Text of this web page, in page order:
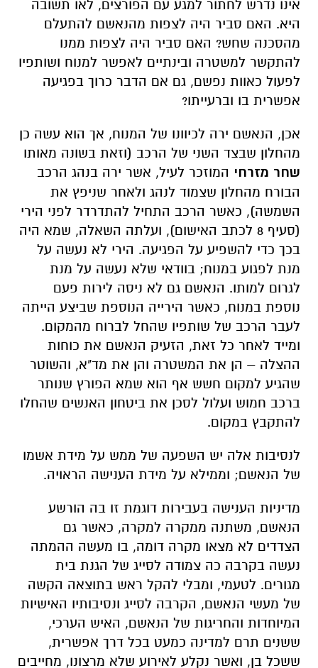
אינו נדרש לחתור למגע עם הפורצים, לאו תשובה
היא. האם סביר היה לצפות מהנאשם להתעלם
מהסכנה שחש? האם סביר היה לצפות ממנו
להתקשר למשטרה ובינתיים לאפשר למנוח ושותפיו
לפעול כאוות נפשם, גם אם הדבר כרוך בפגיעה
אפשרית בו וברעייתו?
אכן, הנאשם ירה לכיוונו של המנוח, אך הוא עשה כן
מהחלון שבצד השני של הרכב (וזאת בשונה מאותו
שחר מזרחי המוזכר לעיל, אשר ירה בנהג הרכב
הבורח מהחלון שצמוד לנהג ולאחר שניפץ את
השמשה), כאשר הרכב התחיל להתדרדר לפני הירי
(סעיף 8 לכתב האישום), ועלתה השאלה, שמא היה
בכך כדי להשפיע על הפגיעה. הירי לא נעשה על
מנת לפגוע במנוח; בוודאי שלא נעשה על מנת
לגרום למותו. הנאשם גם לא ניסה לירות פעם
נוספת במנוח, כאשר הירייה הנוספת שביצע הייתה
לעבר הרכב של שותפיו שהחל לברוח מהמקום.
ומייד לאחר כל זאת, הזעיק הנאשם את כוחות
ההצלה – הן את המשטרה והן את מד"א, והשוטר
שהגיע למקום חשש אף הוא שמא הפורץ שנותר
ברכב חמוש ועלול לסכן את ביטחון האנשים שהחלו
להתקבץ במקום.
לנסיבות אלה יש השפעה של ממש על מידת אשמו
של הנאשם; וממילא על מידת הענישה הראויה.
מדיניות הענישה בעבירות דוגמת זו בה הורשע
הנאשם, משתנה ממקרה למקרה, כאשר גם
הצדדים לא מצאו מקרה דומה, בו מעשה ההמתה
נעשה בקרבה כה צמודה לסייג של הגנת בית
מגורים. לטעמי, ומבלי להקל ראש בתוצאה הקשה
של מעשי הנאשם, הקרבה לסייג ונסיבותיו האישיות
המיוחדות והחריגות של הנאשם, האיש הערכי,
ששנים תרם למדינה כמעט בכל דרך אפשרית,
ששכל בן, ואשר נקלע לאירוע שלא מרצונו, מחייבים